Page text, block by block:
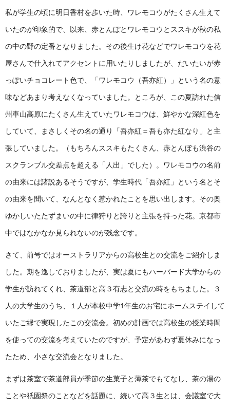
私が学生の頃に明日香村を歩いた時、ワレモコウがたくさん生えて
いたのが印象的で、以来、赤とんぼとワレモコウとススキが秋の私
の中の野の定番となりました。その後生け花などでワレモコウを花
屋さんで仕入れてアクセントに用いたりしましたが、だいたいが赤
っぽいチョコレート色で、「ワレモコウ（吾亦紅）」という名の意
味などあまり考えなくなっていました。ところが、この夏訪れた信
州車山高原にたくさん生えていたワレモコウは、鮮やかな深紅色を
していて、まさしくその名の通り「吾亦紅＝吾も亦た紅なり」と主
張していました。（もちろんススキもたくさん、赤とんぼも渋谷の
スクランブル交差点を超える「人出」でした）。ワレモコウの名前
の由来には諸説あるそうですが、学生時代「吾亦紅」という名とそ
の由来を聞いて、なんとなく惹かれたことを思い出します。その奥
ゆかしいたたずまいの中に律狩りと誇りと主張を持った花。京都市
中ではなかなか見られないのが残念です。
さて、前号ではオーストラリアからの高校生との交流をご紹介しま
した。期を逸しておりましたが、実は夏にもハーバード大学からの
学生が訪れてくれ、茶道部と高３有志と交流の時をもちました。３
人の大学生のうち、１人が本校中学1年生のお宅にホームステイして
いたご縁で実現したこの交流会。初めの計画では高校生の授業時間
を使っての交流を考えていたのですが、予定があわず夏休みになっ
たため、小さな交流会となりました。
まずは茶室で茶道部員が季節の生菓子と薄茶でもてなし、茶の湯の
ことや祇園祭のことなどを話題に、続いて高３生とは、会議室で大